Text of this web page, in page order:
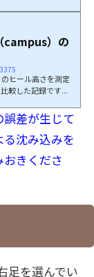
campus）の
ヒール高さを測定
較した記録です...
差が生じて
沈み込みを
きくださ
足を選んでい